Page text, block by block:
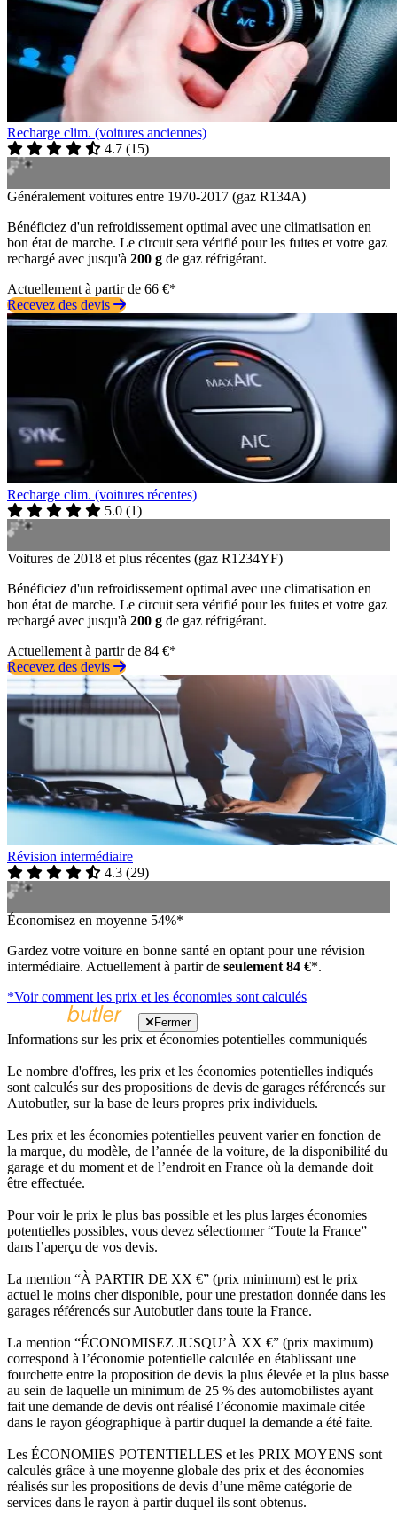
Recharge clim. (voitures anciennes)
4.7 (15)
Généralement voitures entre 1970-2017 (gaz R134A)
Bénéficiez d'un refroidissement optimal avec une climatisation en
bon état de marche. Le circuit sera vérifié pour les fuites et votre gaz
rechargé avec jusqu'à 200 g de gaz réfrigérant.
Actuellement à partir de 66 €*
Recevez des devis
Recharge clim. (voitures récentes)
5.0 (1)
Voitures de 2018 et plus récentes (gaz R1234YF)
Bénéficiez d'un refroidissement optimal avec une climatisation en
bon état de marche. Le circuit sera vérifié pour les fuites et votre gaz
rechargé avec jusqu'à 200 g de gaz réfrigérant.
Actuellement à partir de 84 €*
Recevez des devis
Révision intermédiaire
4.3 (29)
Économisez en moyenne 54%*
Gardez votre voiture en bonne santé en optant pour une révision
intermédiaire. Actuellement à partir de seulement 84 €*.
*Voir comment les prix et les économies sont calculés
Fermer
Informations sur les prix et économies potentielles communiqués
Le nombre d'offres, les prix et les économies potentielles indiqués
sont calculés sur des propositions de devis de garages référencés sur
Autobutler, sur la base de leurs propres prix individuels.
Les prix et les économies potentielles peuvent varier en fonction de
la marque, du modèle, de l’année de la voiture, de la disponibilité du
garage et du moment et de l’endroit en France où la demande doit
être effectuée.
Pour voir le prix le plus bas possible et les plus larges économies
potentielles possibles, vous devez sélectionner “Toute la France”
dans l’aperçu de vos devis.
La mention “À PARTIR DE XX €” (prix minimum) est le prix
actuel le moins cher disponible, pour une prestation donnée dans les
garages référencés sur Autobutler dans toute la France.
La mention “ÉCONOMISEZ JUSQU’À XX €” (prix maximum)
correspond à l’économie potentielle calculée en établissant une
fourchette entre la proposition de devis la plus élevée et la plus basse
au sein de laquelle un minimum de 25 % des automobilistes ayant
fait une demande de devis ont réalisé l’économie maximale citée
dans le rayon géographique à partir duquel la demande a été faite.
Les ÉCONOMIES POTENTIELLES et les PRIX MOYENS sont
calculés grâce à une moyenne globale des prix et des économies
réalisés sur les propositions de devis d’une même catégorie de
services dans le rayon à partir duquel ils sont obtenus.